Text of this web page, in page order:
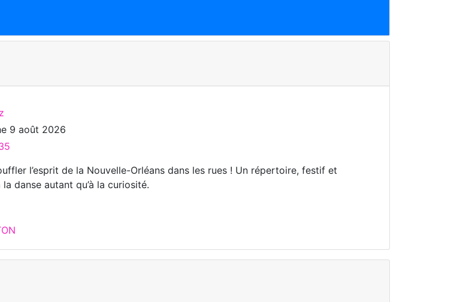
9 août 2026
l’esprit de la Nouvelle-Orléans dans les rues ! Un répertoire, festif et
danse autant qu’à la curiosité.